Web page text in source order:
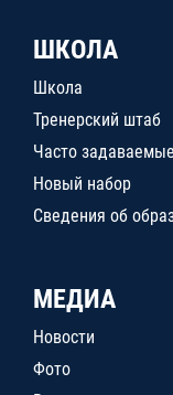
ШКОЛА
Школа
Тренерский штаб
Часто
Новый набор
Сведения об
МЕДИА
Новости
Фото